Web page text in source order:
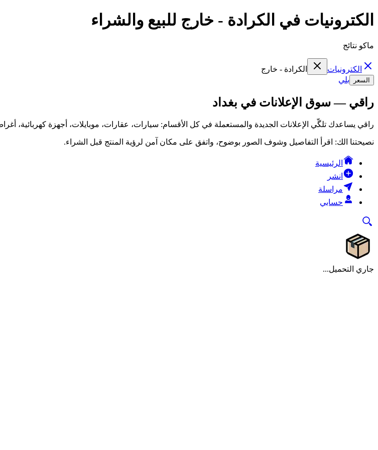
الكترونيات في الكرادة - خارج للبيع والشراء
ماكو نتائج
الكترونيات الكرادة - خارج
السعر بلي
راقي — سوق الإعلانات في بغداد
راقي يساعدك تلگّي الإعلانات الجديدة والمستعملة في كل الأقسام: سيارات، عقارات، موبايلات، أجهزة كهربائية،
نصيحتنا الك: اقرأ التفاصيل وشوف الصور بوضوح، واتفق على مكان آمن لرؤية المنتج قبل الشراء.
الرئيسية
انشر
مراسلة
حسابي
جاري التحميل...